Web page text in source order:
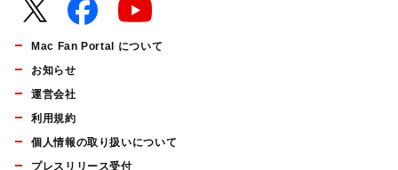
Mac Fan Portal について
お知らせ
運営会社
利用規約
個人情報の取り扱いについて
プレスリリース受付